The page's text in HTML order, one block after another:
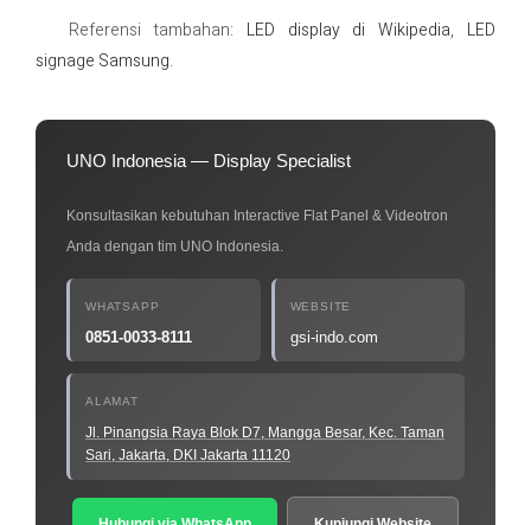
Referensi tambahan: LED display di Wikipedia, LED
signage Samsung.
UNO Indonesia — Display Specialist
Konsultasikan kebutuhan Interactive Flat Panel & Videotron
Anda dengan tim UNO Indonesia.
WHATSAPP
0851-0033-8111
WEBSITE
gsi-indo.com
ALAMAT
Jl. Pinangsia Raya Blok D7, Mangga Besar, Kec. Taman
Sari, Jakarta, DKI Jakarta 11120